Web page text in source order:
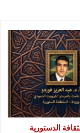
الدستورية